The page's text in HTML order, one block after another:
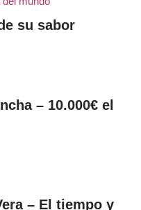
su sabor
– 10.000€ el
– El tiempo y